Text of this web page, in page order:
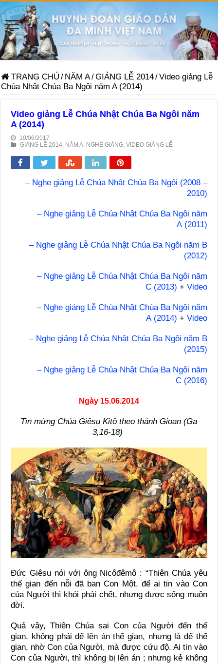
TRANG CHỦ / NĂM A/GIẢNG LỄ 2014/Video giảng Lễ
Chúa Nhật Chúa Ba Ngôi năm A (2014)
Video giảng Lễ Chúa Nhật Chúa Ba Ngôi năm
A (2014)
10/06/2017
GIẢNG LỄ 2014 NĂM A NGHE GIẢNG ,VIDEO GIẢNG LỄ
– Nghe giảng Lễ Chúa Nhật Chúa Ba Ngôi (2008 –
2010)
– Nghe giảng Lễ Chúa Nhật Chúa Ba Ngôi năm
A (2011)
– Nghe giảng Lễ Chúa Nhật Chúa Ba Ngôi năm B
(2012)
– Nghe giảng Lễ Chúa Nhật Chúa Ba Ngôi năm
C (2013) + Video
– Nghe giảng Lễ Chúa Nhật Chúa Ba Ngôi năm
A (2014) + Video
– Nghe giảng Lễ Chúa Nhật Chúa Ba Ngôi năm B
(2015)
– Nghe giảng Lễ Chúa Nhật Chúa Ba Ngôi năm
C (2016)
Ngày 15.06.2014
Tin mừng Chúa Giêsu Kitô theo thánh Gioan (Ga
3,16-18)
Đức Giêsu nói với ông Nicôđêmô : “Thiên Chúa yêu
thế gian đến nỗi đã ban Con Một, để ai tin vào Con
của Người thì khỏi phải chết, nhưng được sống muôn
đời.
Quả vậy, Thiên Chúa sai Con của Người đến thế
gian, không phải để lên án thế gian, nhưng là để thế
gian, nhờ Con của Người, mà được cứu độ. Ai tin vào
Con của Người, thì không bị lên án ; nhưng kẻ không